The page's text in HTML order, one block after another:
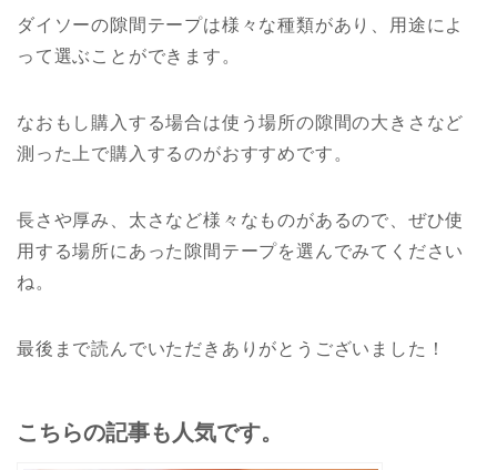
ダイソーの隙間テープは様々な種類があり、用途によ
って選ぶことができます。
なおもし購入する場合は使う場所の隙間の大きさなど
測った上で購入するのがおすすめです。
長さや厚み、太さなど様々なものがあるので、ぜひ使
用する場所にあった隙間テープを選んでみてください
ね。
最後まで読んでいただきありがとうございました！
こちらの記事も人気です。